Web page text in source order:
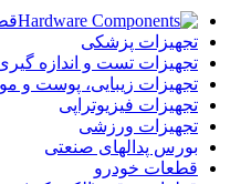
تجهیزات پزشکی
تجهیزات تست و اندازه
تجهیزات زیبایی، پوست و
تجهیزات فیزیوتراپی
تجهیزات ورزشی
بورس پدالهای صنعتی
قطعات خودرو